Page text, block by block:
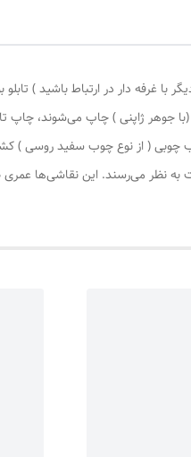
با غرفه دار در ارتباط باشید )
جوهر ژاپنی ) چاپ می‌شوند، چاپ
چوبی ( از نوع چوب سفید روسی )
نظر می‌رسند. این نقاشی‌ها عمری